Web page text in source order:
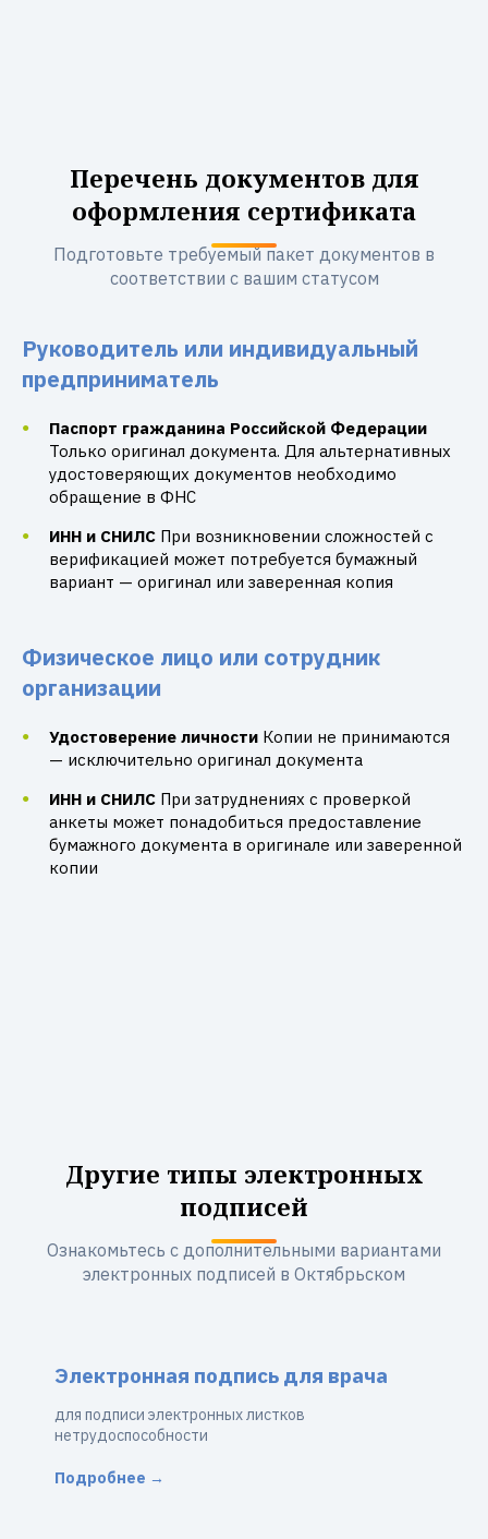
Перечень документов для
оформления сертификата
Подготовьте требуемый пакет документов в
соответствии с вашим статусом
Руководитель или индивидуальный
предприниматель
Паспорт гражданина Российской Федерации
Только оригинал документа. Для альтернативных
удостоверяющих документов необходимо
обращение в ФНС
ИНН и СНИЛС При возникновении сложностей с
верификацией может потребуется бумажный
вариант — оригинал или заверенная копия
Физическое лицо или сотрудник
организации
Удостоверение личности Копии не принимаются
— исключительно оригинал документа
ИНН и СНИЛС При затруднениях с проверкой
анкеты может понадобиться предоставление
бумажного документа в оригинале или заверенной
копии
Другие типы электронных
подписей
Ознакомьтесь с дополнительными вариантами
электронных подписей в Октябрьском
Электронная подпись для врача
для подписи электронных листков
нетрудоспособности
Подробнее →